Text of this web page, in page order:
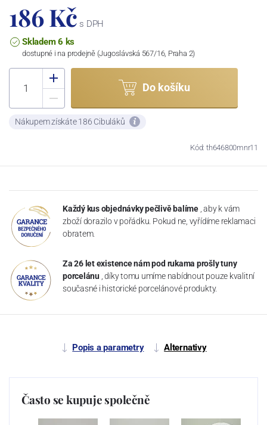
186 Kč s DPH
Skladem 6 ks
dostupné i na prodejně (Jugoslávská 567/16, Praha 2)
Do košíku
Nákupem získáte 186 Cibuláků
Kód: th646800mnr11
Každý kus objednávky pečlivě balíme , aby k vám
zboží dorazilo v pořádku. Pokud ne, vyřídíme reklamaci
obratem.
Za 26 let existence nám pod rukama prošly tuny
porcelánu , díky tomu umíme nabídnout pouze kvalitní
současné i historické porcelánové produkty.
Popis a parametry Alternativy
Často se kupuje společně